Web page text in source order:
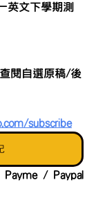
英文下學期測
閱自選原稿/後
subscribe
/ Paypal